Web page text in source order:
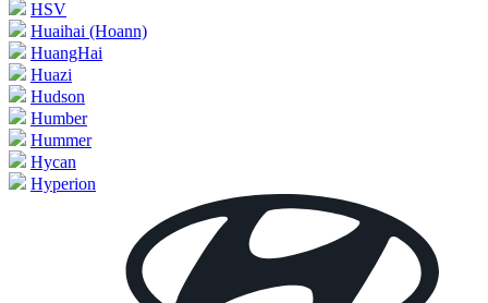
HSV
Huaihai (Hoann)
HuangHai
Huazi
Hudson
Humber
Hummer
Hycan
Hyperion